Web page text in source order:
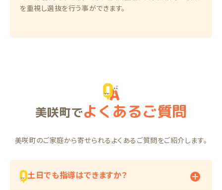
を重視し選抜を行う事ができます。
美咲町でよくあるご質問
美咲町のご家庭から寄せられるよくあるご質問をご紹介します。
土日でも指導はできますか？